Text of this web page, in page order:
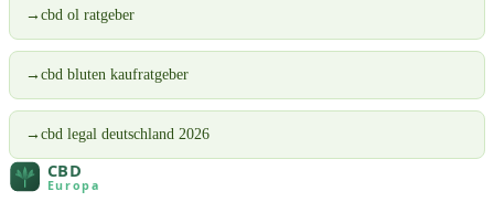
→ cbd ol ratgeber
→ cbd bluten kaufratgeber
→ cbd legal deutschland 2026